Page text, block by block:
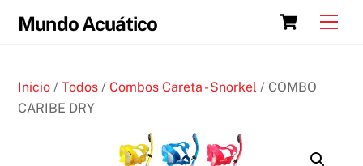
Cart
Mundo Acuático
Inicio /Todos /Combos Careta - Snorkel / COMBO
CARIBE DRY